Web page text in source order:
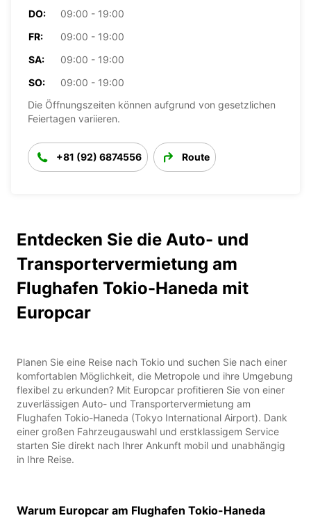
DO:
09:00 - 19:00
FR:
09:00 - 19:00
SA:
09:00 - 19:00
SO:
09:00 - 19:00
Die Öffnungszeiten können aufgrund von gesetzlichen
Feiertagen variieren.
+81 (92) 6874556 Route
Entdecken Sie die Auto- und
Transportervermietung am
Flughafen Tokio-Haneda mit
Europcar
Planen Sie eine Reise nach Tokio und suchen Sie nach einer
komfortablen Möglichkeit, die Metropole und ihre Umgebung
flexibel zu erkunden? Mit Europcar profitieren Sie von einer
zuverlässigen Auto- und Transportervermietung am
Flughafen Tokio-Haneda (Tokyo International Airport). Dank
einer großen Fahrzeugauswahl und erstklassigem Service
starten Sie direkt nach Ihrer Ankunft mobil und unabhängig
in Ihre Reise.
Warum Europcar am Flughafen Tokio-Haneda